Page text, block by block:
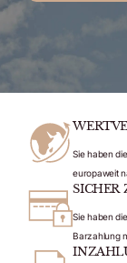
Sie haben
europaweit
SICHER
Sie haben
Barzahlung